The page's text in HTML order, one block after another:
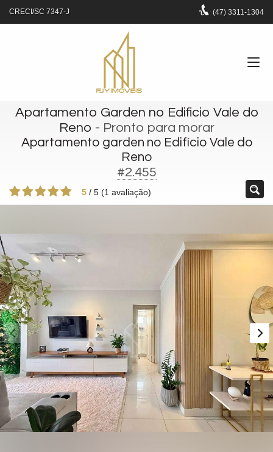
CRECI/SC 7347-J (47) 3311-1304
Apartamento Garden no Edificio Vale do
Reno - Pronto para morar
Apartamento garden no Edifício Vale do
Reno
#2.455
5 / 5 (1 avaliação)